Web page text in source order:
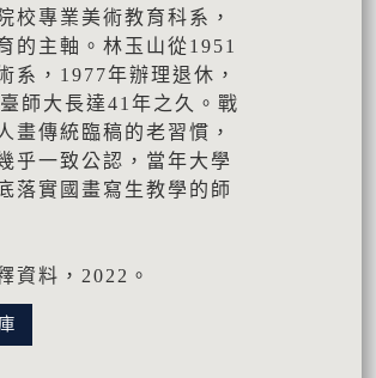
校專業美術教育科系，
的主軸。林玉山從1951
系，1977年辦理退休，
師大長達41年之久。戰
畫傳統臨稿的老習慣，
乎一致公認，當年大學
落實國畫寫生教學的師
資料，2022。